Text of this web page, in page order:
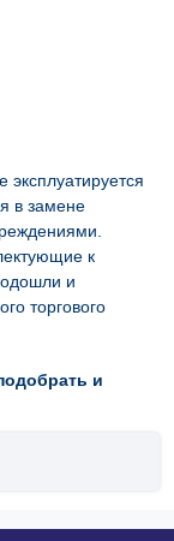
в замене
к
и
торгового
и